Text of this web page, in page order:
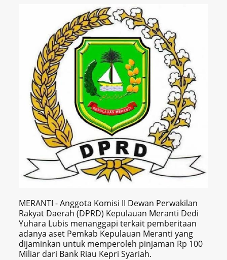
MERANTI - Anggota Komisi II Dewan Perwakilan
Rakyat Daerah (DPRD) Kepulauan Meranti Dedi
Yuhara Lubis menanggapi terkait pemberitaan
adanya aset Pemkab Kepulauan Meranti yang
dijaminkan untuk memperoleh pinjaman Rp 100
Miliar dari Bank Riau Kepri Syariah.